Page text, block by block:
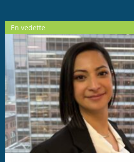
En vedette